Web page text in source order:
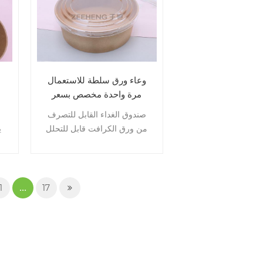
وعاء ورق سلطة للاستعمال
مرة واحدة مخصص بسعر
من ورق الكرافت صندوق
تغليف الأطعمة الجاهزة
صندوق الغداء القابل للتصرف
من ورق الكرافت قابل للتحلل
... 17